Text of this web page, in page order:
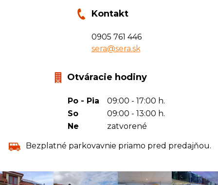
Kontakt
0905 761 446
sera@sera.sk
Otváracie hodiny
Po - Pia
09:00 - 17:00 h.
So
09:00 - 13:00 h.
Ne
zatvorené
Bezplatné parkovavnie priamo pred predajňou.